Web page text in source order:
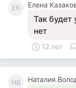
ЕК Елена
Так будет
нет
12 лет
НВ Наталия